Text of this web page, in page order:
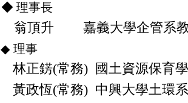
◆ 理事長
翁頂升 嘉義大學企管系
◆ 理事
林正錺(常務)
國土資源保育
黃政恆(常務) 中興大學土環